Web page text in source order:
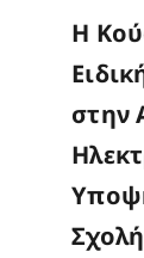
Επικοινωνία
Η
στην